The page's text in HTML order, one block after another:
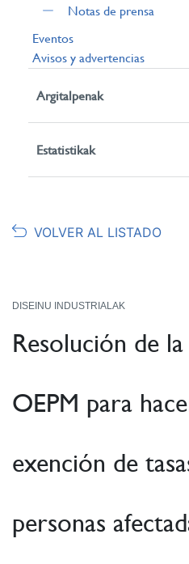
Notas de prensa
Eventos
Avisos y advertencias
Argitalpenak
Estatistikak
VOLVER AL LISTADO
DISEINU INDUSTRIALAK
Resolución de
OEPM para
exención de
personas